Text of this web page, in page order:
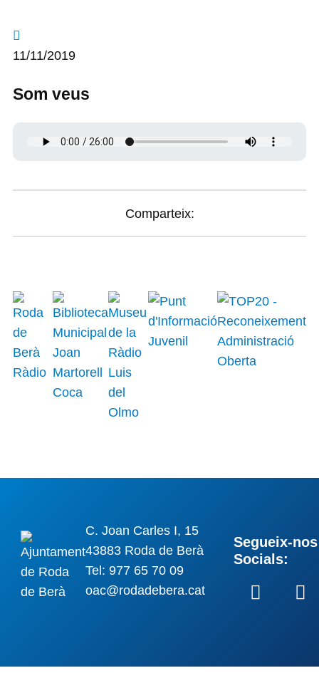
11/11/2019
Som veus
Comparteix:
C. Joan Carles I, 15
43883 Roda de Berà
Tel: 977 65 70 09
oac@rodadebera.cat
Segueix-
Socials: